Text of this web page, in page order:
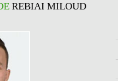
REBIAI MILOUD